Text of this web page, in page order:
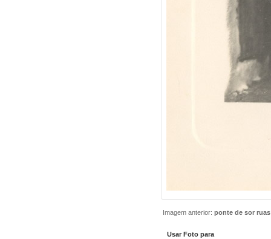
Imagem anterior:ponte de sor
Usar Foto para